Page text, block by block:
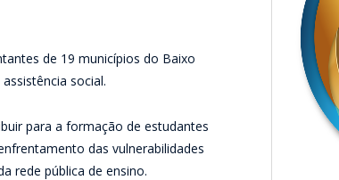
de 19 municípios do Baixo
social.
para a formação de estudantes
das vulnerabilidades
rede pública de ensino.